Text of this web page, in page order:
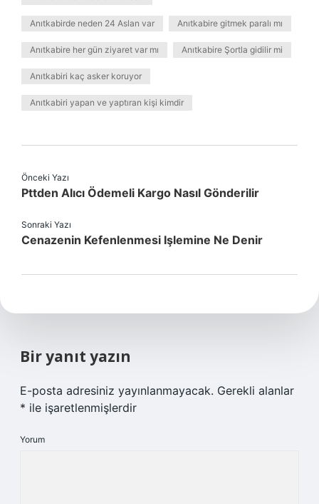
Anıtkabirde neden 24 Aslan var Anıtkabire gitmek paralı mı
Anıtkabire her gün ziyaret var mı Anıtkabire Şortla gidilir mi
Anıtkabiri kaç asker koruyor
Anıtkabiri yapan ve yaptıran kişi kimdir
Önceki Yazı
Pttden Alıcı Ödemeli Kargo Nasıl Gönderilir
Sonraki Yazı
Cenazenin Kefenlenmesi Işlemine Ne Denir
Bir yanıt yazın
E-posta adresiniz yayınlanmayacak. Gerekli alanlar
* ile işaretlenmişlerdir
Yorum